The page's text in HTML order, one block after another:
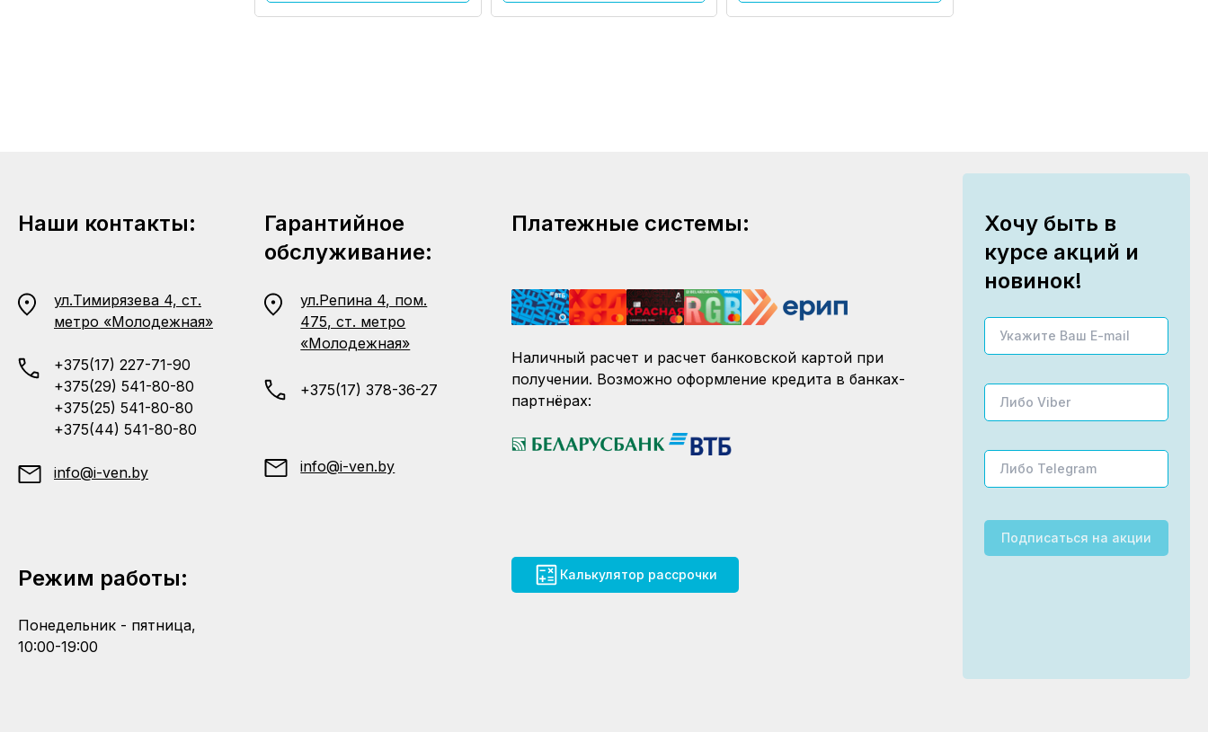
Наши контакты:
ул.Тимирязева 4, ст.
метро «Молодежная»
+375(17) 227-71-90
+375(29) 541-80-80
+375(25) 541-80-80
+375(44) 541-80-80
info@i-ven.by
Гарантийное
обслуживание:
ул.Репина 4, пом.
475, ст. метро
«Молодежная»
+375(17) 378-36-27
info@i-ven.by
Платежные системы:
Наличный расчет и расчет банковской картой при
получении. Возможно оформление кредита в банках-
партнёрах:
Режим работы:
Понедельник - пятница,
10:00-19:00
Калькулятор рассрочки
Хочу быть в
курсе акций и
новинок!
Подписаться на акции